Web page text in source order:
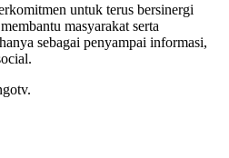
untuk terus bersinergi
masyarakat serta
sebagai penyampai informasi,